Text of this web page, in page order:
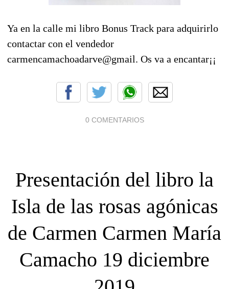
Ya en la calle mi libro Bonus Track para adquirirlo
contactar con el vendedor
carmencamachoadarve@gmail. Os va a encantar¡¡
0 COMENTARIOS
Presentación del libro la
Isla de las rosas agónicas
de Carmen Carmen María
Camacho 19 diciembre